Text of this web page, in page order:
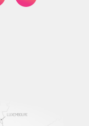
LUXEMBOURG